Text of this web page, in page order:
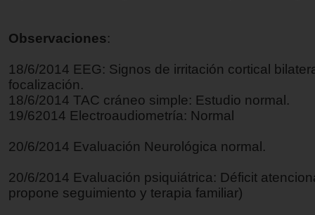
Observaciones:
18/6/2014 EEG: Signos de irritación cortical
focalización.
18/6/2014 TAC cráneo simple: Estudio normal.
19/62014 Electroaudiometría: Normal
20/6/2014 Evaluación Neurológica normal.
20/6/2014 Evaluación psiquiátrica: Déficit
propone seguimiento y terapia familiar)